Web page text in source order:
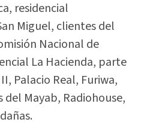
residencial
Miguel, clientes del
Nacional de
La Hacienda, parte
Palacio Real, Furiwa,
Mayab, Radiohouse,